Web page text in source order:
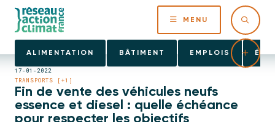
MENU
ALIMENTATION BÂTIMENT EMPLOIS
17-01-2022
TRANSPORTS [+1]
Fin de vente des véhicules neufs
essence et diesel : quelle échéance
pour respecter les objectifs